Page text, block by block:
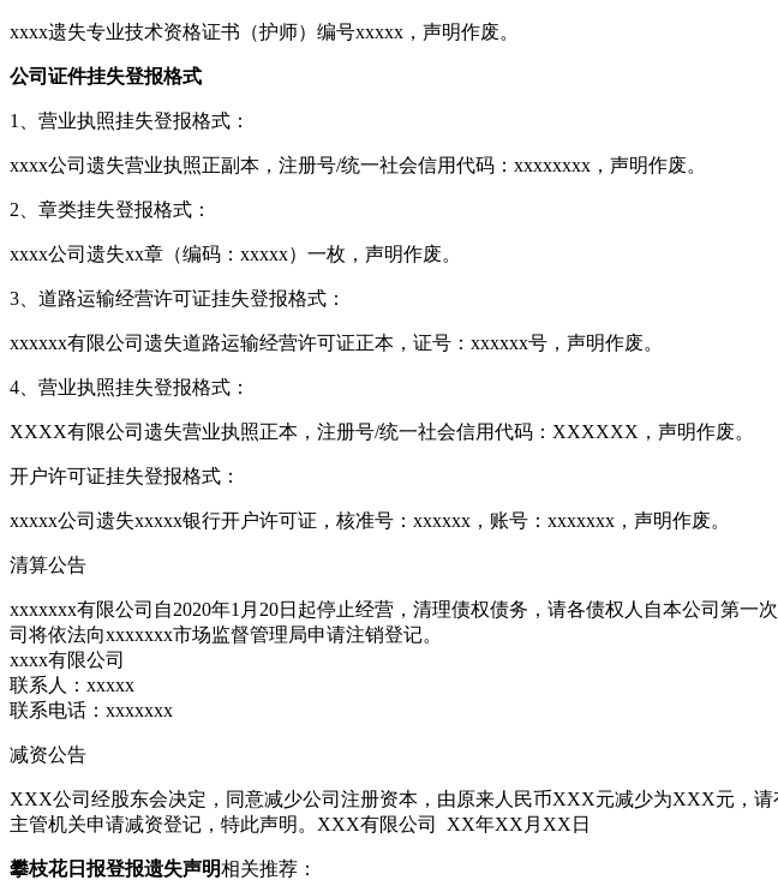
xxxx遗失专业技术资格证书（护师）编号xxxxx，声明作废。
公司证件挂失登报格式
1、营业执照挂失登报格式：
xxxx公司遗失营业执照正副本，注册号/统一社会信用代码：xxxxxxxx，声明作废。
2、章类挂失登报格式：
xxxx公司遗失xx章（编码：xxxxx）一枚，声明作废。
3、道路运输经营许可证挂失登报格式：
xxxxxx有限公司遗失道路运输经营许可证正本，证号：xxxxxx号，声明作废。
4、营业执照挂失登报格式：
XXXX有限公司遗失营业执照正本，注册号/统一社会信用代码：XXXXXX，声明作废。
开户许可证挂失登报格式：
xxxxx公司遗失xxxxx银行开户许可证，核准号：xxxxxx，账号：xxxxxxx，声明作废。
清算公告
xxxxxxx有限公司自2020年1月20日起停止经营，清理债权债务，请各债权人自本公司第
司将依法向xxxxxxx市场监督管理局申请注销登记。
xxxx有限公司
联系人：xxxxx
联系电话：xxxxxxx
减资公告
XXX公司经股东会决定，同意减少公司注册资本，由原来人民币XXX元减少为XXX元，
主管机关申请减资登记，特此声明。XXX有限公司 XX年XX月XX日
攀枝花日报登报遗失声明相关推荐：